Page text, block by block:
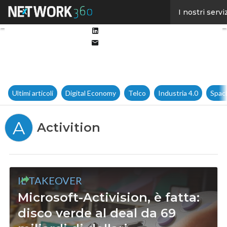
I nostri
Ultimi articoli Digital Economy Telco Industria 4.0
A Activition
IL TAKEOVER
Microsoft-Activision, è fatta:
disco verde al deal da 69